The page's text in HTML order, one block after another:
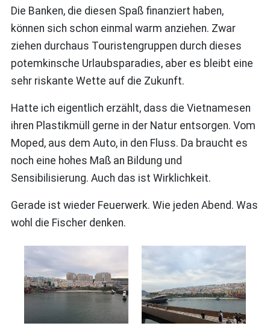
Die Banken, die diesen Spaß finanziert haben,
können sich schon einmal warm anziehen. Zwar
ziehen durchaus Touristengruppen durch dieses
potemkinsche Urlaubsparadies, aber es bleibt eine
sehr riskante Wette auf die Zukunft.
Hatte ich eigentlich erzählt, dass die Vietnamesen
ihren Plastikmüll gerne in der Natur entsorgen. Vom
Moped, aus dem Auto, in den Fluss. Da braucht es
noch eine hohes Maß an Bildung und
Sensibilisierung. Auch das ist Wirklichkeit.
Gerade ist wieder Feuerwerk. Wie jeden Abend. Was
wohl die Fischer denken.